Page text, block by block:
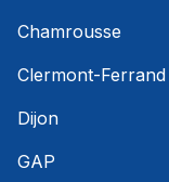
Chamrousse
Clermont-Ferrand
Dijon
GAP